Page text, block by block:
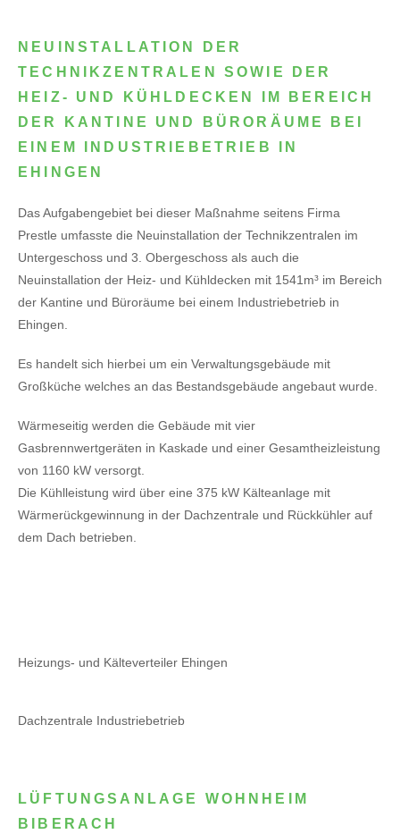
NEUINSTALLATION DER
TECHNIKZENTRALEN SOWIE DER
HEIZ- UND KÜHLDECKEN IM BEREICH
DER KANTINE UND BÜRORÄUME BEI
EINEM INDUSTRIEBETRIEB IN
EHINGEN
Das Aufgabengebiet bei dieser Maßnahme seitens Firma
Prestle umfasste die Neuinstallation der Technikzentralen im
Untergeschoss und 3. Obergeschoss als auch die
Neuinstallation der Heiz- und Kühldecken mit 1541m³ im Bereich
der Kantine und Büroräume bei einem Industriebetrieb in
Ehingen.
Es handelt sich hierbei um ein Verwaltungsgebäude mit
Großküche welches an das Bestandsgebäude angebaut wurde.
Wärmeseitig werden die Gebäude mit vier
Gasbrennwertgeräten in Kaskade und einer Gesamtheizleistung
von 1160 kW versorgt.
Die Kühlleistung wird über eine 375 kW Kälteanlage mit
Wärmerückgewinnung in der Dachzentrale und Rückkühler auf
dem Dach betrieben.
Heizungs- und Kälteverteiler Ehingen
Dachzentrale Industriebetrieb
LÜFTUNGSANLAGE WOHNHEIM
BIBERACH